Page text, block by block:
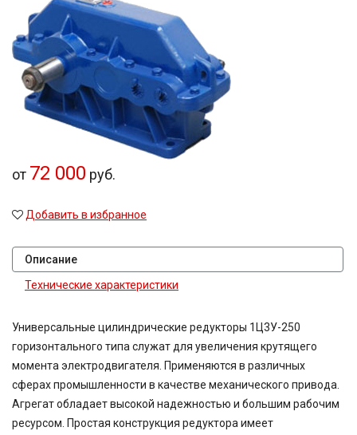
от 72 000 руб.
Добавить в избранное
Описание
Технические характеристики
Универсальные цилиндрические редукторы 1Ц3У-250
горизонтального типа служат для увеличения крутящего
момента электродвигателя. Применяются в различных
сферах промышленности в качестве механического привода.
Агрегат обладает высокой надежностью и большим рабочим
ресурсом. Простая конструкция редуктора имеет